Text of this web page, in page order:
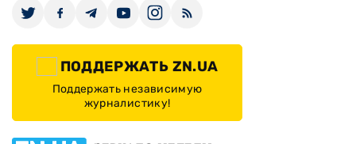
ПОДДЕРЖАТЬ ZN.UA
Поддержать независимую
журналистику!